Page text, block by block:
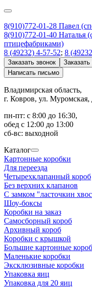
8(910)772-01-28 Павел
8(910)772-01-40 Наталья
птицефабриками)
8 (49232) 4-57-52; 8
Заказать звонок
Написать письмо
Владимирская область,
г. Ковров, ул. Муромская,
пн-пт: с 8:00 до 16:30,
обед с 12:00 до 13:00
сб-вс: выходной
Каталог
Картонные коробки
Для переезда
Четырехклапанный короб
Без верхних клапанов
С замком "ласточкин
Шоу-боксы
Коробки на заказ
Самосборный короб
Архивный короб
Коробки с крышкой
Большие картонные
Маленькие коробки
Эксклюзивные коробки
Упаковка яиц
Упаковка для 20 яиц